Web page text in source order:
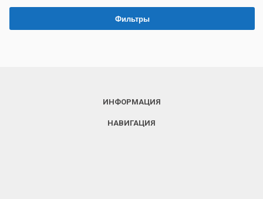
Фильтры
ИНФОРМАЦИЯ
НАВИГАЦИЯ